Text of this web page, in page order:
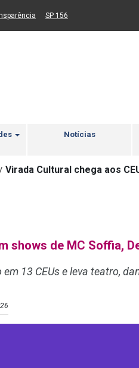
busca Ir para rodapé
sítio) (Link para um novo sítio)
SP 156
Notícias
Virada Cultural chega aos
shows de MC Soffia,
13 CEUs e leva teatro,